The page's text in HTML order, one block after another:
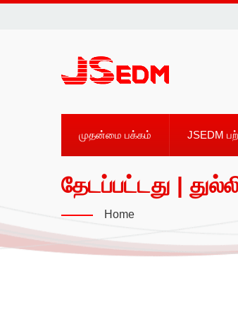
முதன்மை பக்கம் JSEDM
தேடப்பட்டது |
Home